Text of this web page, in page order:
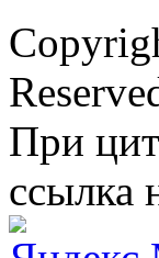
При
ссылка